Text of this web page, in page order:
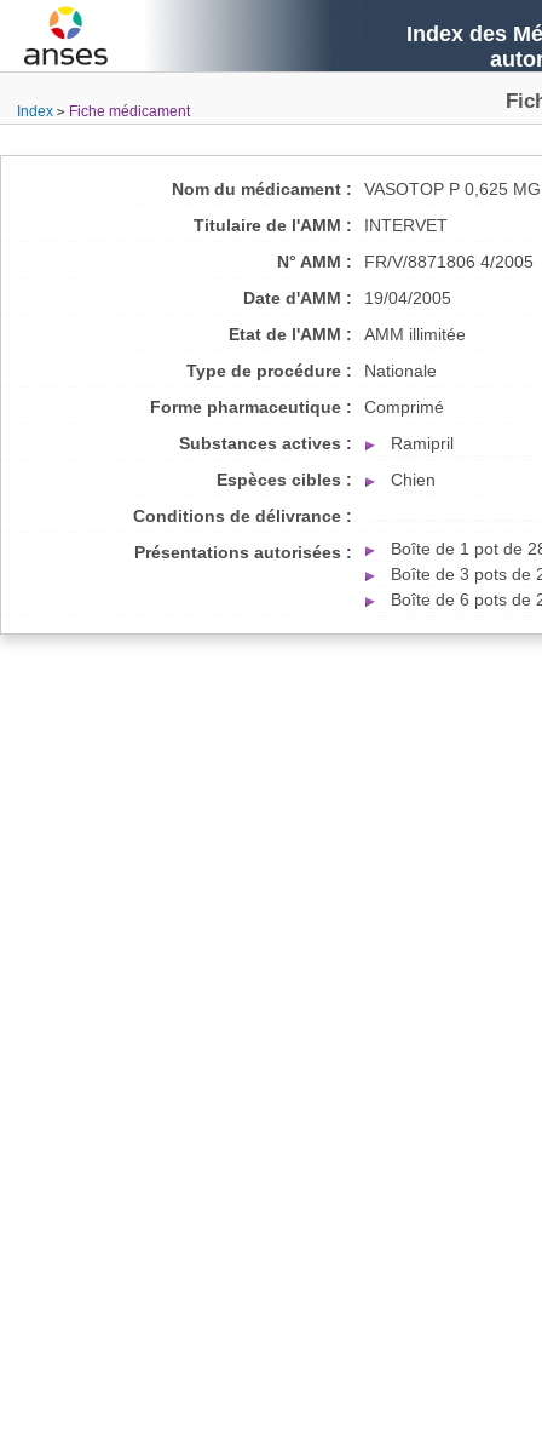
Index des
Index Fiche médicament
Nom du médicament :
VASOTOP P 0,625
Titulaire de l'AMM :
INTERVET
N° AMM :
FR/V/8871806 4/2005
Date d'AMM :
19/04/2005
Etat de l'AMM :
AMM illimitée
Type de procédure :
Nationale
Forme pharmaceutique :
Comprimé
Substances actives :
Ramipril
Espèces cibles :
Chien
Conditions de délivrance :
Présentations autorisées :
Boîte de 1 pot de
Boîte de 3 pots de
Boîte de 6 pots de